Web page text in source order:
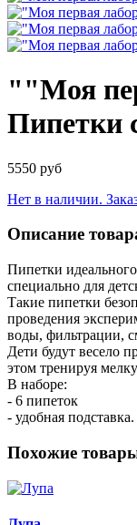
""Моя
Пипетки
5550 руб
Нет в наличии.
Описание
Пипетки
специально для
Такие пипетки
проведения
воды, фильтрации,
Дети будут весело
этом тренируя
В наборе:
- 6 пипеток
- удобная подставка.
Похожие